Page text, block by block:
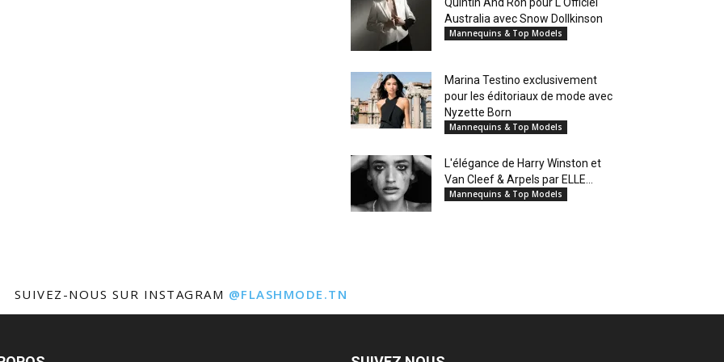
Australia avec Snow Dollkinson
Mannequins & Top Models
Marina Testino exclusivement
pour les éditoriaux de mode avec
Nyzette Born
Mannequins & Top Models
L'élégance de Harry Winston et
Van Cleef & Arpels par ELLE...
Mannequins & Top Models
SUIVEZ-NOUS SUR INSTAGRAM @FLASHMODE.TN